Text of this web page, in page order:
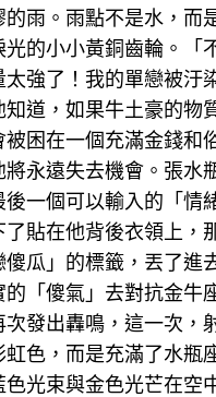
的雨。雨點不是水，而
光的小小黃銅齒輪。「
強了！我的單戀被汙
知道，如果牛土豪的物
被困在一個充滿金錢和
永遠失去機會。張水
一個可以輸入的「情
了貼在他背後衣領上，
傻瓜」的標籤，丟了進
的「傻氣」去對抗金牛
次發出轟鳴，這一次，
虹色，而是充滿了水瓶
光束與金色光芒在空